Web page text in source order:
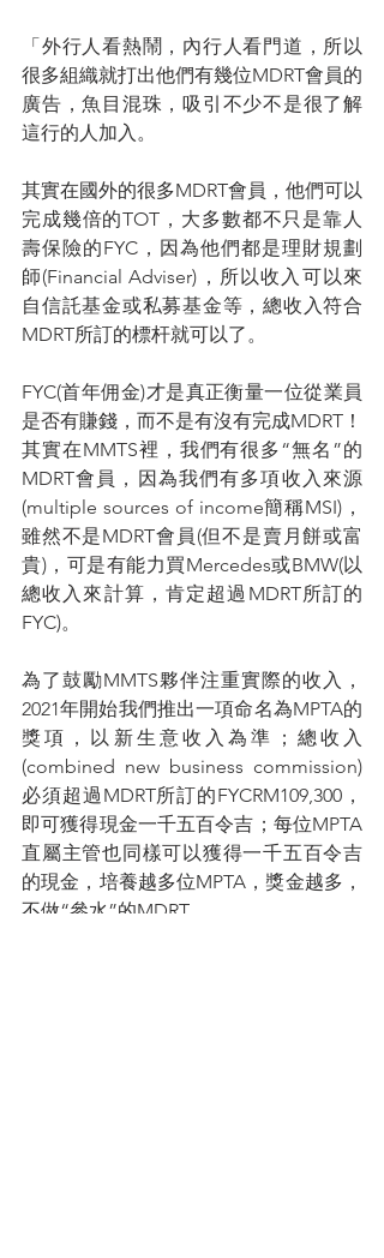
「外行人看熱鬧，內行人看門道，所以
很多組織就打出他們有幾位MDRT會員的
廣告，魚目混珠，吸引不少不是很了解
這行的人加入。
其實在國外的很多MDRT會員，他們可以
完成幾倍的TOT，大多數都不只是靠人
壽保險的FYC，因為他們都是理財規劃
師(Financial Adviser)，所以收入可以來
自信託基金或私募基金等，總收入符合
MDRT所訂的標杆就可以了。
FYC(首年佣金)才是真正衡量一位從業員
是否有賺錢，而不是有沒有完成MDRT！
其實在MMTS裡，我們有很多“無名”的
MDRT會員，因為我們有多項收入來源
(multiple sources of income簡稱MSI)，
雖然不是MDRT會員(但不是賣月餅或富
貴)，可是有能力買Mercedes或BMW(以
總收入來計算，肯定超過MDRT所訂的
FYC)。
為了鼓勵MMTS夥伴注重實際的收入，
2021年開始我們推出一項命名為MPTA的
獎項，以新生意收入為準；總收入
(combined new business commission)
必須超過MDRT所訂的FYCRM109,300，
即可獲得現金一千五百令吉；每位MPTA
直屬主管也同樣可以獲得一千五百令吉
的現金，培養越多位MPTA，獎金越多，
不做“參水”的MDRT。